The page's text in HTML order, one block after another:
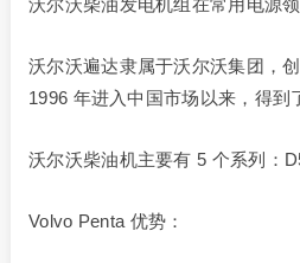
沃尔沃柴油发电机组在常用电源领
沃尔沃遍达隶属于沃尔沃集团，
1996 年进入中国市场以来，得到
沃尔沃柴油机主要有 5 个系列：
Volvo Penta 优势：